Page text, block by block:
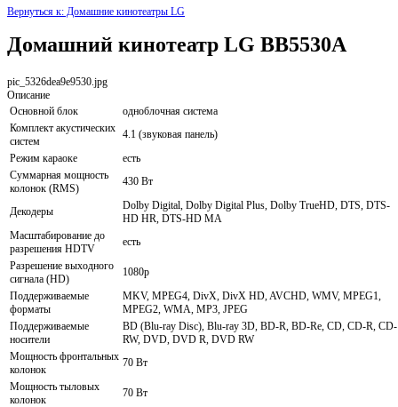
Вернуться к: Домашние кинотеатры LG
Домашний кинотеатр LG BB5530A
pic_5326dea9e9530.jpg
Описание
Основной блок
одноблочная система
Комплект акустических
систем
4.1 (звуковая панель)
Режим караоке
есть
Суммарная мощность
колонок (RMS)
430 Вт
Декодеры
Dolby Digital, Dolby Digital Plus, Dolby TrueHD, DTS, DTS-
HD HR, DTS-HD MA
Масштабирование до
разрешения HDTV
есть
Разрешение выходного
сигнала (HD)
1080p
Поддерживаемые
форматы
MKV, MPEG4, DivX, DivX HD, AVCHD, WMV, MPEG1,
MPEG2, WMA, MP3, JPEG
Поддерживаемые
носители
BD (Blu-ray Disc), Blu-ray 3D, BD-R, BD-Re, CD, CD-R, CD-
RW, DVD, DVD R, DVD RW
Мощность фронтальных
колонок
70 Вт
Мощность тыловых
колонок
70 Вт